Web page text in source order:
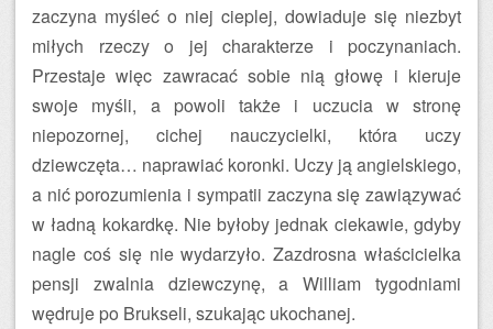
zaczyna myśleć o niej cieplej, dowiaduje się niezbyt
miłych rzeczy o jej charakterze i poczynaniach.
Przestaje więc zawracać sobie nią głowę i kieruje
swoje myśli, a powoli także i uczucia w stronę
niepozornej, cichej nauczycielki, która uczy
dziewczęta… naprawiać koronki. Uczy ją angielskiego,
a nić porozumienia i sympatii zaczyna się zawiązywać
w ładną kokardkę. Nie byłoby jednak ciekawie, gdyby
nagle coś się nie wydarzyło. Zazdrosna właścicielka
pensji zwalnia dziewczynę, a William tygodniami
wędruje po Brukseli, szukając ukochanej.